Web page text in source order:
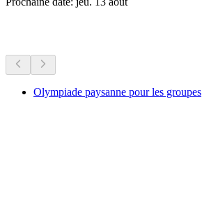
Olympiade paysanne pour les groupes